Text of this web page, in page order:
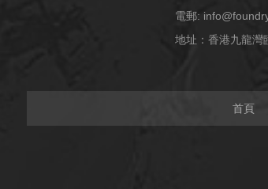
電郵:
地址：香港九龍灣
首頁